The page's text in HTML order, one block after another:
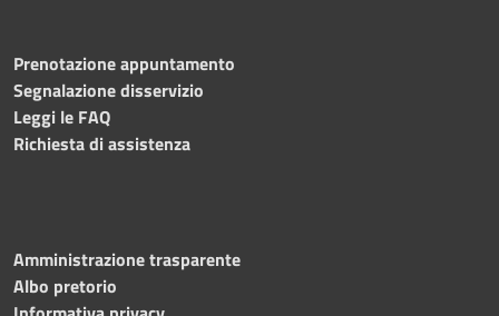
Prenotazione appuntamento
Segnalazione disservizio
Leggi le FAQ
Richiesta di assistenza
Amministrazione trasparente
Albo pretorio